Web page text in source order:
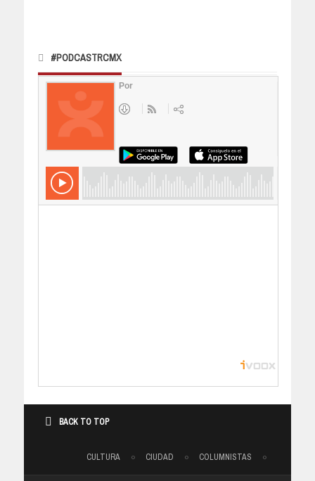
#PODCASTRCMX
BACK TO TOP
CULTURA CIUDAD COLUMNISTAS